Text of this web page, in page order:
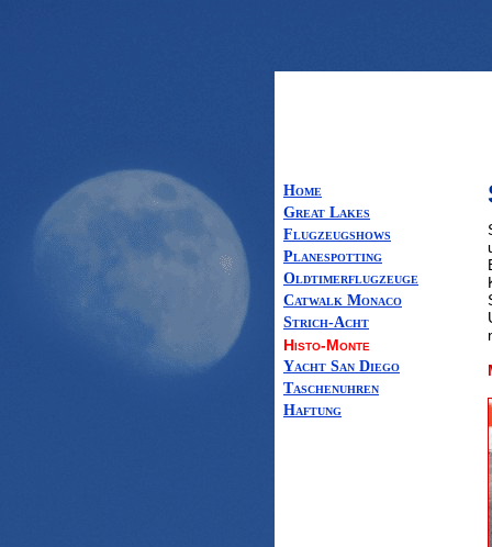
Home
Great Lakes
Flugzeugshows
Planespotting
Oldtimerflugzeuge
Catwalk Monaco
Strich-Acht
Histo-Monte
Yacht San Diego
Taschenuhren
Haftung